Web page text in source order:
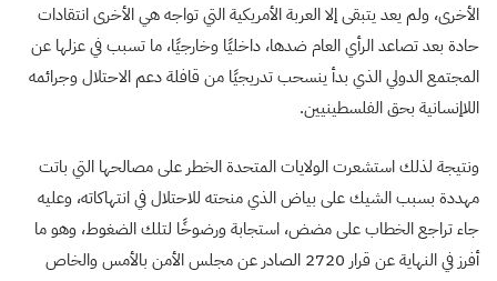
الأخرى، ولم يعد يتبقى إلا العربة الأمريكية التي تواجه هي الأخرى انتقادات
حادة بعد تصاعد الرأي العام ضدها، داخليًا وخارجيًا، ما تسبب في عزلها عن
المجتمع الدولي الذي بدأ ينسحب تدريجيًا من قافلة دعم الاحتلال وجرائمه
اللاإنسانية بحق الفلسطينيين.
ونتيجة لذلك استشعرت الولايات المتحدة الخطر على مصالحها التي باتت
مهددة بسبب الشيك على بياض الذي منحته للاحتلال في انتهاكاته، وعليه
جاء تراجع الخطاب على مضض، استجابة ورضوخًا لتلك الضغوط، وهو ما
أفرز في النهاية عن قرار 2720 الصادر عن مجلس الأمن بالأمس والخاص